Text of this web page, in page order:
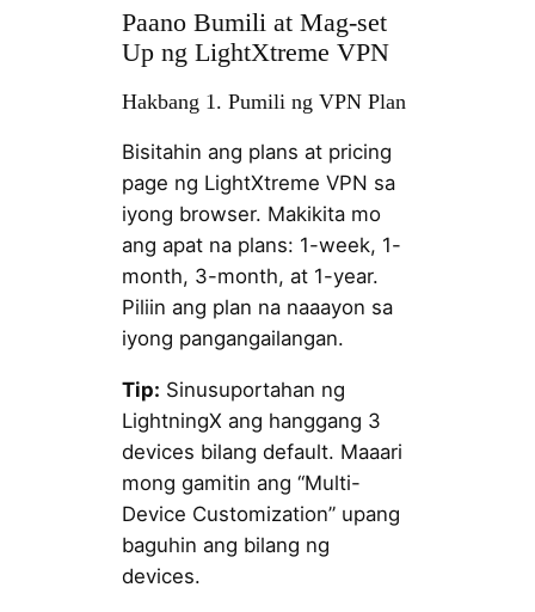
Paano Bumili at Mag-set
Up ng LightXtreme VPN
Hakbang 1. Pumili ng VPN Plan
Bisitahin ang plans at pricing
page ng LightXtreme VPN sa
iyong browser. Makikita mo
ang apat na plans: 1-week, 1-
month, 3-month, at 1-year.
Piliin ang plan na naaayon sa
iyong pangangailangan.
Tip: Sinusuportahan ng
LightningX ang hanggang 3
devices bilang default. Maaari
mong gamitin ang “Multi-
Device Customization” upang
baguhin ang bilang ng
devices.